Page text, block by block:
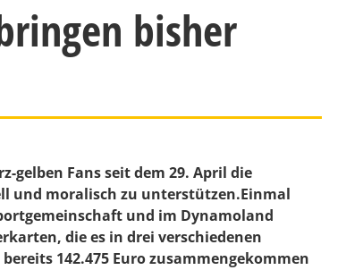
bisher
gelben Fans seit dem 29. April die
und moralisch zu unterstützen.Einmal
und im Dynamoland
die es in drei verschiedenen
142.475 Euro zusammengekommen